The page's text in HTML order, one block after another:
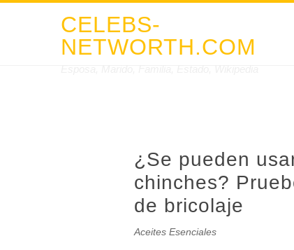
CELEBS-
NETWORTH.COM
¿Se pueden
chinches?
de bricolaje
Aceites Esenciales